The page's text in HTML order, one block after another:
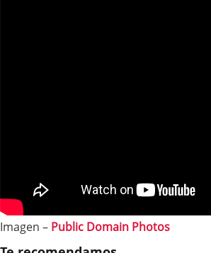
Imagen – Public Domain Photos